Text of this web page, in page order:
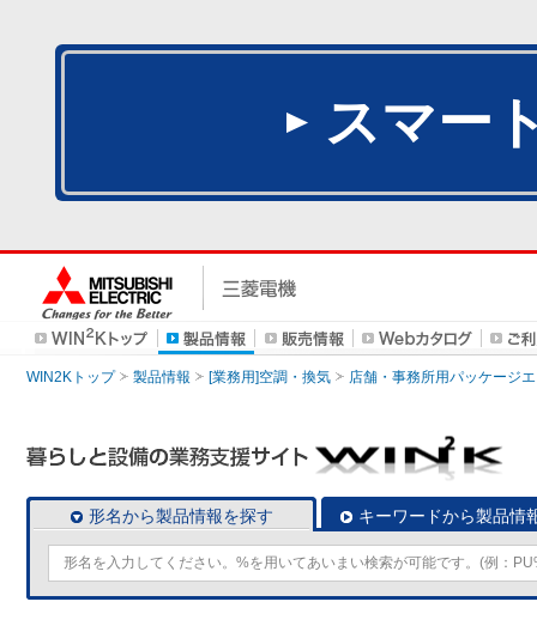
スマー
WIN2Kトップ 製品情報 [業務用]空調・換気 店舗・事務所用パッケージ
形名から製品情報を探す キーワードから製品情